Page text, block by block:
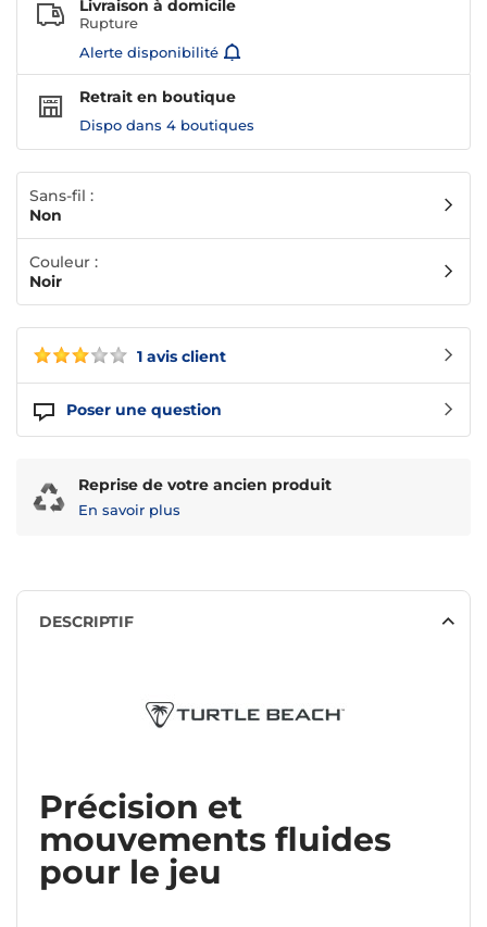
1 avis client
Poser une question
Livraison à domicile
Rupture
Alerte disponibilité
Retrait en boutique
Dispo dans 4 boutiques
Sans-fil :
Non
Couleur :
Noir
Reprise de votre ancien produit
En savoir plus
DESCRIPTIF
Précision et
mouvements fluides
pour le jeu